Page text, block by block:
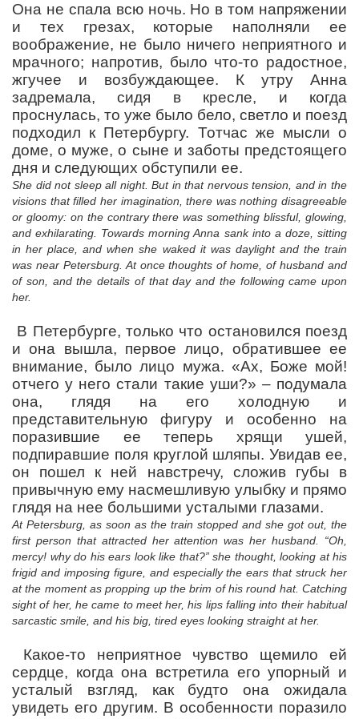
Она не спала всю ночь. Но в том напряжении
и тех грезах, которые наполняли ее
воображение, не было ничего неприятного и
мрачного; напротив, было что-то радостное,
жгучее и возбуждающее. К утру Анна
задремала, сидя в кресле, и когда
проснулась, то уже было бело, светло и поезд
подходил к Петербургу. Тотчас же мысли о
доме, о муже, о сыне и заботы предстоящего
дня и следующих обступили ее.
She did not sleep all night. But in that nervous tension, and in the
visions that filled her imagination, there was nothing disagreeable
or gloomy: on the contrary there was something blissful, glowing,
and exhilarating. Towards morning Anna sank into a doze, sitting
in her place, and when she waked it was daylight and the train
was near Petersburg. At once thoughts of home, of husband and
of son, and the details of that day and the following came upon
her.
В Петербурге, только что остановился поезд
и она вышла, первое лицо, обратившее ее
внимание, было лицо мужа. «Ах, Боже мой!
отчего у него стали такие уши?» – подумала
она, глядя на его холодную и
представительную фигуру и особенно на
поразившие ее теперь хрящи ушей,
подпиравшие поля круглой шляпы. Увидав ее,
он пошел к ней навстречу, сложив губы в
привычную ему насмешливую улыбку и прямо
глядя на нее большими усталыми глазами.
At Petersburg, as soon as the train stopped and she got out, the
first person that attracted her attention was her husband. “Oh,
mercy! why do his ears look like that?” she thought, looking at his
frigid and imposing figure, and especially the ears that struck her
at the moment as propping up the brim of his round hat. Catching
sight of her, he came to meet her, his lips falling into their habitual
sarcastic smile, and his big, tired eyes looking straight at her.
Какое-то неприятное чувство щемило ей
сердце, когда она встретила его упорный и
усталый взгляд, как будто она ожидала
увидеть его другим. В особенности поразило